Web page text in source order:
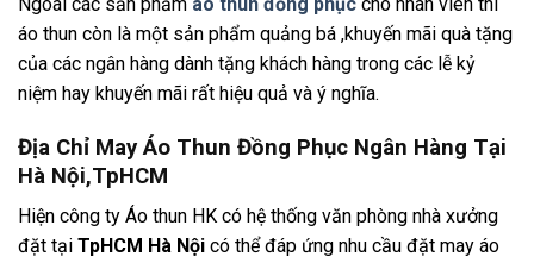
áo thun còn là một sản phẩm quảng bá ,khuyến mãi quà tặng
của các ngân hàng dành tặng khách hàng trong các lễ kỷ
niệm hay khuyến mãi rất hiệu quả và ý nghĩa.
Địa Chỉ May Áo Thun Đồng Phục Ngân Hàng Tại
Hà Nội,TpHCM
Hiện công ty Áo thun HK có hệ thống văn phòng nhà xưởng
đặt tại TpHCM Hà Nội có thể đáp ứng nhu cầu đặt may áo